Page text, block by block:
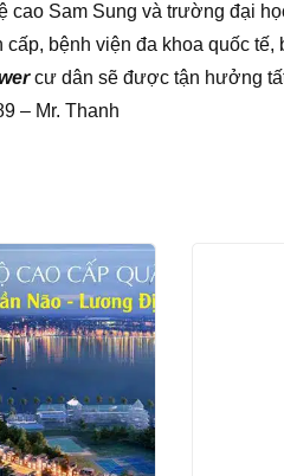
cao Sam Sung và trường đại
bệnh viện đa khoa quốc
cư dân sẽ được tận hưởng
– Mr. Thanh